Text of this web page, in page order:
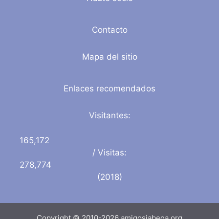
Contacto
Mapa del sitio
Enlaces recomendados
Visitantes:
165,172
/ Visitas:
278,774
(2018)